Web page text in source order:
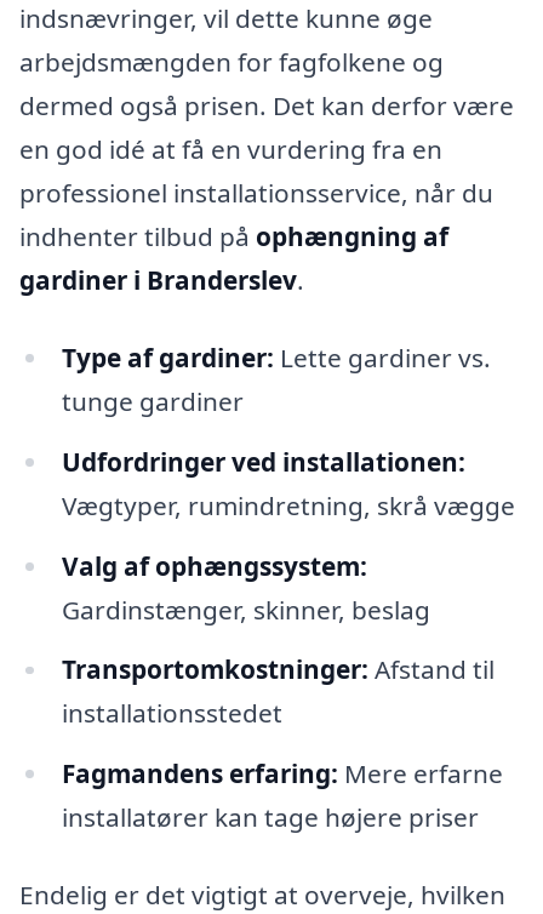
indsnævringer, vil dette kunne øge
arbejdsmængden for fagfolkene og
dermed også prisen. Det kan derfor være
en god idé at få en vurdering fra en
professionel installationsservice, når du
indhenter tilbud på ophængning af
gardiner i Branderslev.
Type af gardiner: Lette gardiner vs.
tunge gardiner
Udfordringer ved installationen:
Vægtyper, rumindretning, skrå vægge
Valg af ophængssystem:
Gardinstænger, skinner, beslag
Transportomkostninger: Afstand til
installationsstedet
Fagmandens erfaring: Mere erfarne
installatører kan tage højere priser
Endelig er det vigtigt at overveje, hvilken